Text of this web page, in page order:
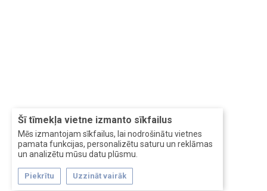
Šī tīmekļa vietne izmanto sīkfailus
Mēs izmantojam sīkfailus, lai nodrošinātu vietnes
pamata funkcijas, personalizētu saturu un reklāmas
un analizētu mūsu datu plūsmu.
Piekrītu Uzzināt vairāk